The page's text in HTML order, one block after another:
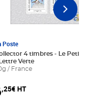
au panier
Poste
4 timbres - Le Petit
Verte
/ France
,25€ HT